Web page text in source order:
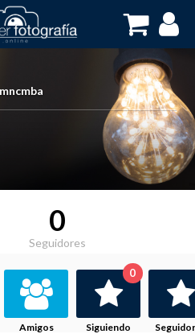
0
Seguidores
Amigos Siguiendo
0